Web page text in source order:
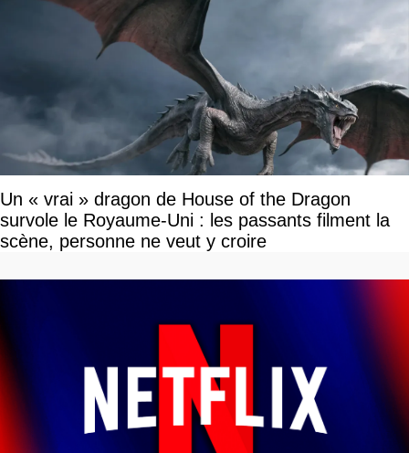
Un « vrai » dragon de House of the Dragon
survole le Royaume-Uni : les passants filment la
scène, personne ne veut y croire